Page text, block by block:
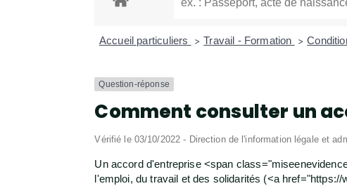
Accueil particuliers > Travail - Formation >
Question-réponse
Comment consulter un
Vérifié le 03/10/2022 - Direction de l'information légale et
Un accord d'entreprise <span
l'emploi, du travail et des solidarités (<a